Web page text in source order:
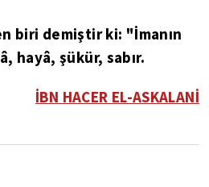
biri demiştir ki: "İmanın
hayâ, şükür, sabır.
İBN HACER EL-ASKALANİ